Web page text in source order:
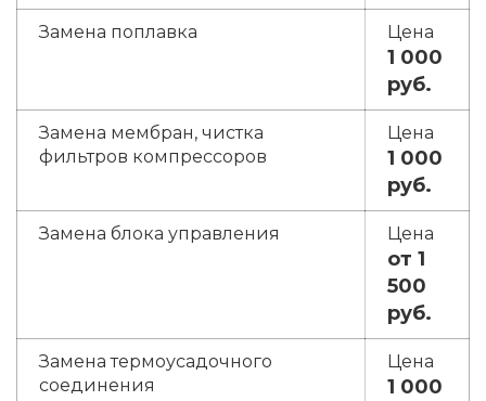
Замена поплавка
1 000
руб.
Замена мембран, чистка
фильтров компрессоров
1 000
руб.
Замена блока управления
от 1
500
руб.
Замена термоусадочного
соединения
1 000